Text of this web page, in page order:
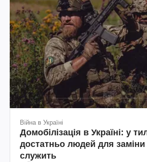
Війна в Україні
Домобілізація в Україні: у
достатньо людей для заміни
служить